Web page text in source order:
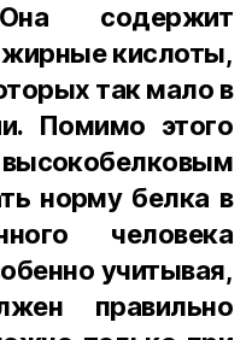
содержит
кислоты,
так мало в
Помимо этого
норму белка в
человека
учитывая,
правильно